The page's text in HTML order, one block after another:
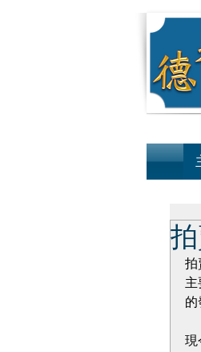
拍
主
的
現